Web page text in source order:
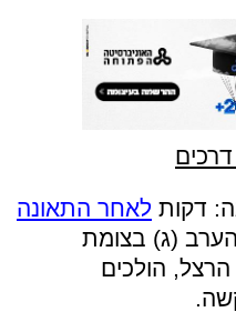
דקות לאחר התאונה
(ג) בצומת
הולכים